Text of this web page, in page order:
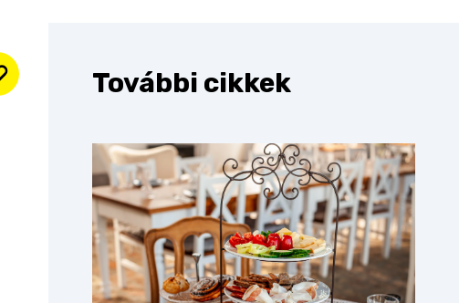
További cikkek